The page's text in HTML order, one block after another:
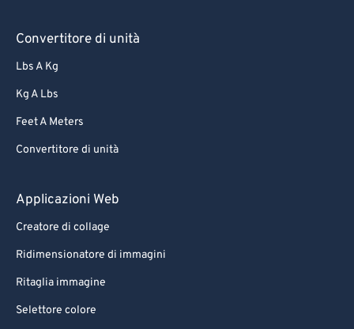
Convertitore di unità
Lbs A Kg
Kg A Lbs
Feet A Meters
Convertitore di unità
Applicazioni Web
Creatore di collage
Ridimensionatore di immagini
Ritaglia immagine
Selettore colore